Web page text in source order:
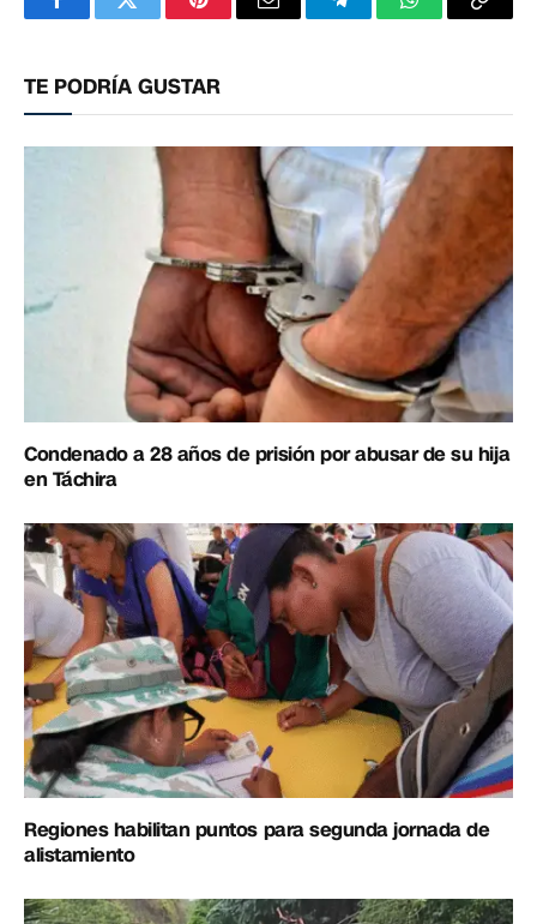
FacebookTwitterPinterestCorreoTelegramWhatsApp
TE PODRÍA GUSTAR
Condenado a 28 años de prisión por abusar de su hija
en Táchira
Regiones habilitan puntos para segunda jornada de
alistamiento